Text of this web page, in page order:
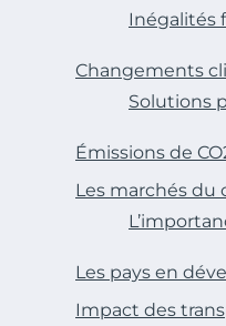
Inégalités
Changements
Solutions
Émissions de
Les marchés
Les pays en
Impact des